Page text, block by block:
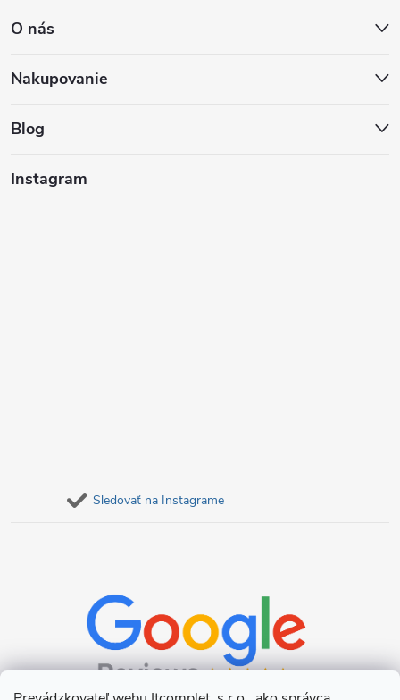
p
ä
O nás
Nakupovanie
Blog
Instagram
Sledovať na Instagrame